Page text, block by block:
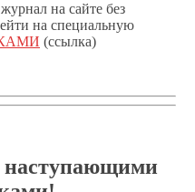
на сайте без
на специальную
(ссылка)
наступающими